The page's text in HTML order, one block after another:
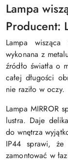
Lampa
Producent:
Lampa
wykonana z
źródło światła o
całej długości
nie raziło w oczy.
Lampa MIRROR
lustra. Daje
do wnętrza
IP44 sprawi,
zamontować w